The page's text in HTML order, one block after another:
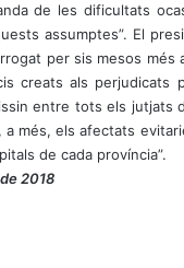
de les dificultats
assumptes”. El
per sis mesos més
creats als perjudicats
entre tots els jutjats
a més, els afectats
de cada província”.
2018